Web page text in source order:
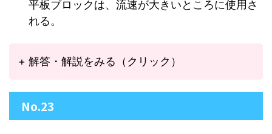
平板ブロックは、流速が大きいところに使用さ
れる。
+ 解答・解説をみる（クリック）
No.23